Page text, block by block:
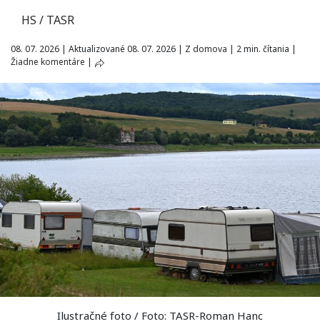
HS / TASR
08. 07. 2026 | Aktualizované 08. 07. 2026 | Z domova | 2 min. čítania |
Žiadne komentáre |
Ilustračné foto / Foto: TASR-Roman Hanc